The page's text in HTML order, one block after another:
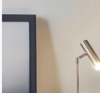
der
Bildgalerie